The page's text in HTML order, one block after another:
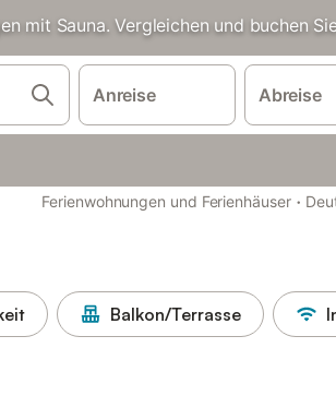
mit Sauna. Vergleichen und buchen
Anreise Abreise
Ferienwohnungen und Ferienhäuser ·
Balkon/Terrasse